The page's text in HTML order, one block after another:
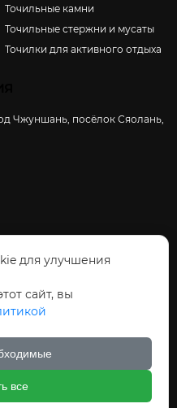
Точильные камни
Точильные стержни и мусаты
Точилки для активного отдыха
Чжуншань, посёлок Сяолань,
Хайвэй
для улучшения
сайт, вы
все